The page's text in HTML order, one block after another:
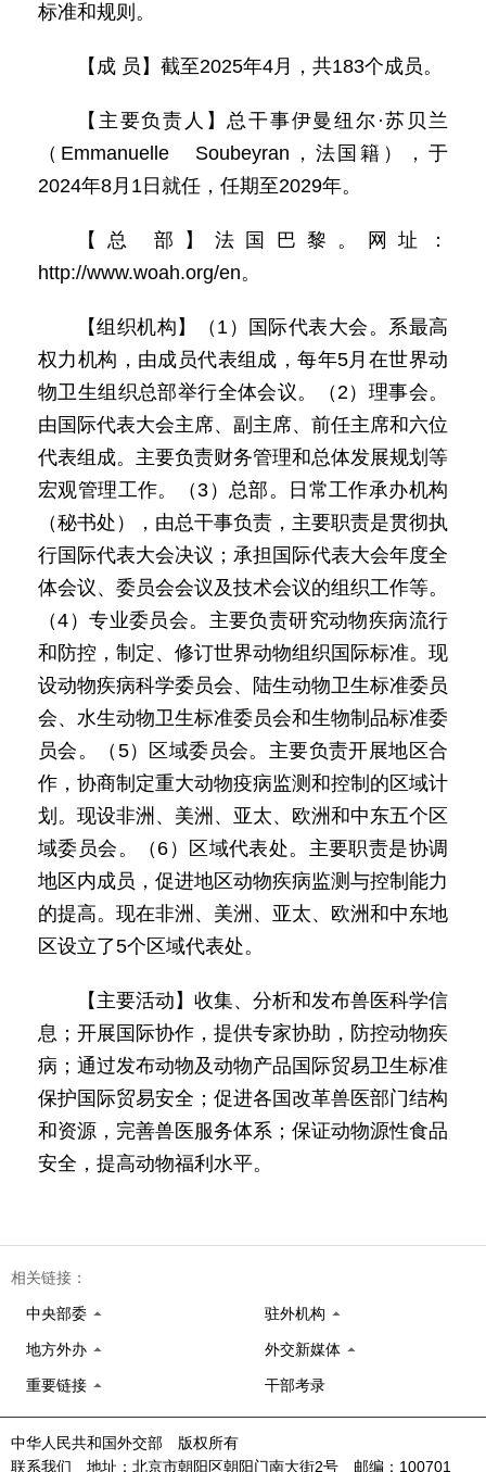
标准和规则。
【成 员】截至2025年4月，共183个成员。
【主要负责人】总干事伊曼纽尔·苏贝兰
（Emmanuelle Soubeyran，法国籍），于
2024年8月1日就任，任期至2029年。
【总 部】法国巴黎。网址：
http://www.woah.org/en。
【组织机构】（1）国际代表大会。系最高
权力机构，由成员代表组成，每年5月在世界动
物卫生组织总部举行全体会议。（2）理事会。
由国际代表大会主席、副主席、前任主席和六位
代表组成。主要负责财务管理和总体发展规划等
宏观管理工作。（3）总部。日常工作承办机构
（秘书处），由总干事负责，主要职责是贯彻执
行国际代表大会决议；承担国际代表大会年度全
体会议、委员会会议及技术会议的组织工作等。
（4）专业委员会。主要负责研究动物疾病流行
和防控，制定、修订世界动物组织国际标准。现
设动物疾病科学委员会、陆生动物卫生标准委员
会、水生动物卫生标准委员会和生物制品标准委
员会。（5）区域委员会。主要负责开展地区合
作，协商制定重大动物疫病监测和控制的区域计
划。现设非洲、美洲、亚太、欧洲和中东五个区
域委员会。（6）区域代表处。主要职责是协调
地区内成员，促进地区动物疾病监测与控制能力
的提高。现在非洲、美洲、亚太、欧洲和中东地
区设立了5个区域代表处。
【主要活动】收集、分析和发布兽医科学信
息；开展国际协作，提供专家协助，防控动物疾
病；通过发布动物及动物产品国际贸易卫生标准
保护国际贸易安全；促进各国改革兽医部门结构
和资源，完善兽医服务体系；保证动物源性食品
安全，提高动物福利水平。
相关链接：
中央部委 驻外机构
地方外办 外交新媒体
重要链接 干部考录
中华人民共和国外交部 版权所有
联系我们 地址：北京市朝阳区朝阳门南大街2号 邮编：100701